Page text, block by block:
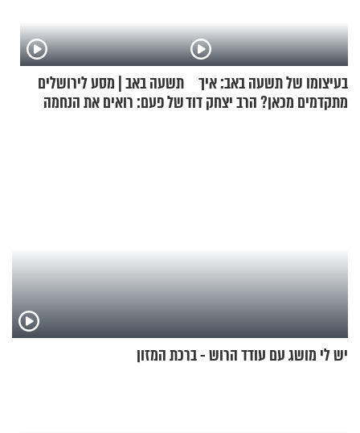
בעיצומו של תשעה באב: איך
מתקדמים מכאן? הרב יצחק דוד
תשעה באב | מסע לירושלים
של פעם: רואים את הנחמה
יש לי מושג עם עודד הרוש - ברכת המזון